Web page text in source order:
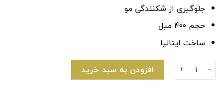
جلوگیری از شکنندگی مو
حجم ۴۰۰ میل
ساخت ایتالیا
شامپو ترمیم‌کننده و تقویت کننده روزانه برند مود daily care shampoo عدد
افزودن به سبد خرید